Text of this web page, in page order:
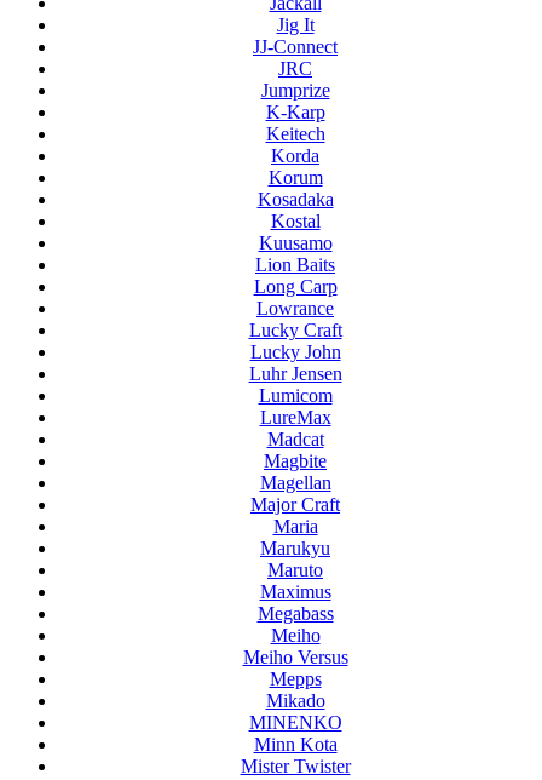
Jig It
JJ-Connect
JRC
Jumprize
K-Karp
Keitech
Korda
Korum
Kosadaka
Kostal
Kuusamo
Lion Baits
Long Carp
Lowrance
Lucky Craft
Lucky John
Luhr Jensen
Lumicom
LureMax
Madcat
Magbite
Magellan
Major Craft
Maria
Marukyu
Maruto
Maximus
Megabass
Meiho
Meiho Versus
Mepps
Mikado
MINENKO
Minn Kota
Mister Twister